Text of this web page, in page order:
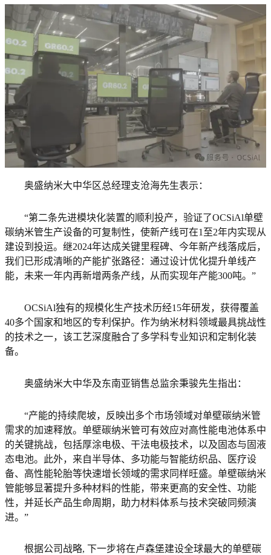
奥盛纳米大中华区总经理支沧海先生表示：
“第二条先进模块化装置的顺利投产，验证了OCSiAl单壁
碳纳米管生产设备的可复制性，使新产线可在1至2年内实现从
建设到投运。继2024年达成关键里程碑、今年新产线落成后，
我们已形成清晰的产能扩张路径：通过设计优化提升单线产
能，未来一年内再新增两条产线，从而实现年产能300吨。”
OCSiAl独有的规模化生产技术历经15年研发，获得覆盖
40多个国家和地区的专利保护。作为纳米材料领域最具挑战性
的技术之一，该工艺深度融合了多学科专业知识和定制化装
备。
奥盛纳米大中华及东南亚销售总监余秉骏先生指出：
“产能的持续爬坡，反映出多个市场领域对单壁碳纳米管
需求的加速释放。单壁碳纳米管可有效应对高性能电池体系中
的关键挑战，包括厚涂电极、干法电极技术，以及固态与固液
态电池。此外，来自半导体、多功能与智能纺织品、医疗设
备、高性能轮胎等快速增长领域的需求同样旺盛。单壁碳纳米
管能够显著提升多种材料的性能，带来更高的安全性、功能
性，并延长产品生命周期，助力材料体系与技术突破同频演
进。”
根据公司战略, 下一步将在卢森堡建设全球最大的单壁碳